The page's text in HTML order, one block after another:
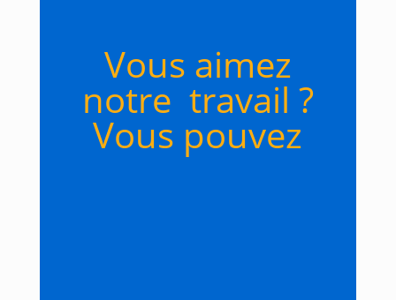
Vous aimez
notre travail ?
Vous pouvez